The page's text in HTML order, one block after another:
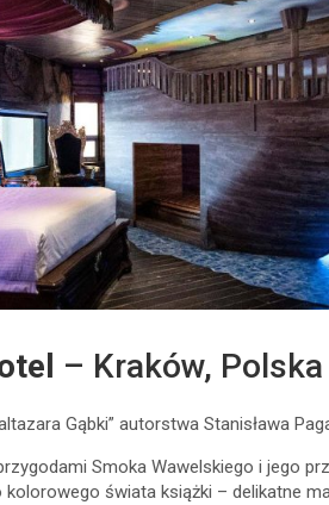
– Kraków, Polska
Gąbki” autorstwa Stanisława
Smoka Wawelskiego i jego
świata książki – delikatne